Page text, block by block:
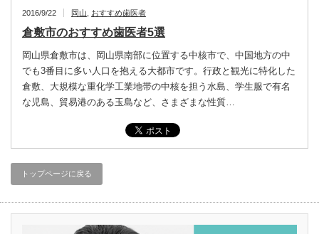
2016/9/22 岡山 おすすめ歯医者
倉敷市のおすすめ歯医者5選
岡山県倉敷市は、岡山県南部に位置する中核市で、中国地方の中
でも3番目に多い人口を抱える大都市です。行政と観光に特化した
倉敷、大規模な重化学工業地帯の中核を担う水島、学生服で有名
な児島、貿易港のある玉島など、さまざまな性質…
トップページに戻る